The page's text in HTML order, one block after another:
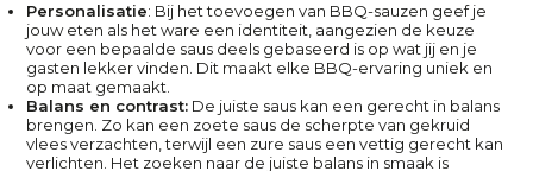
Personalisatie: Bij het toevoegen van BBQ-sauzen geef je
jouw eten als het ware een identiteit, aangezien de keuze
voor een bepaalde saus deels gebaseerd is op wat jij en je
gasten lekker vinden. Dit maakt elke BBQ-ervaring uniek en
op maat gemaakt.
Balans en contrast: De juiste saus kan een gerecht in balans
brengen. Zo kan een zoete saus de scherpte van gekruid
vlees verzachten, terwijl een zure saus een vettig gerecht kan
verlichten. Het zoeken naar de juiste balans in smaak is